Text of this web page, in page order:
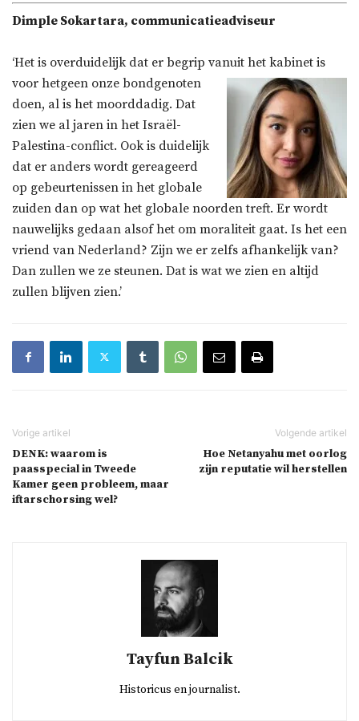
Dimple Sokartara, communicatieadviseur
‘Het is overduidelijk dat er begrip vanuit het kabinet is
voor hetgeen onze bondgenoten
doen, al is het moorddadig. Dat
zien we al jaren in het Israël-
Palestina-conflict. Ook is duidelijk
dat er anders wordt gereageerd
op gebeurtenissen in het globale
zuiden dan op wat het globale noorden treft. Er wordt
nauwelijks gedaan alsof het om moraliteit gaat. Is het een
vriend van Nederland? Zijn we er zelfs afhankelijk van?
Dan zullen we ze steunen. Dat is wat we zien en altijd
zullen blijven zien.’
DENK: waarom is
paasspecial in Tweede
Kamer geen probleem, maar
iftarschorsing wel?
Hoe Netanyahu met oorlog
zijn reputatie wil herstellen
Tayfun Balcik
Historicus en journalist.